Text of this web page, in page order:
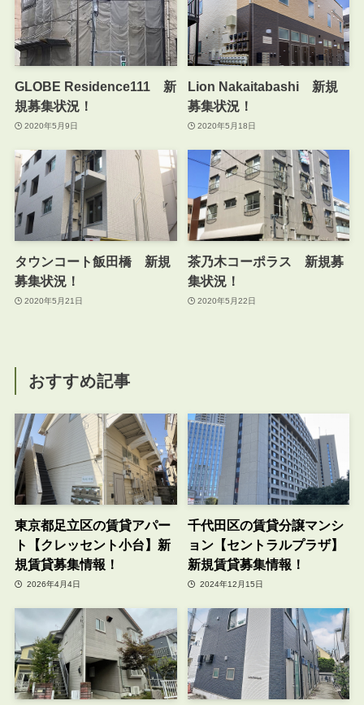
GLOBE Residence111 新
規募集状況！
2020年5月9日
Lion Nakaitabashi 新規
募集状況！
2020年5月18日
タウンコート飯田橋 新規
募集状況！
2020年5月21日
茶乃木コーポラス 新規募
集状況！
2020年5月22日
おすすめ記事
東京都足立区の賃貸アパー
ト【クレッセント小台】新
規賃貸募集情報！
2026年4月4日
千代田区の賃貸分譲マンシ
ョン【セントラルプラザ】
新規賃貸募集情報！
2024年12月15日